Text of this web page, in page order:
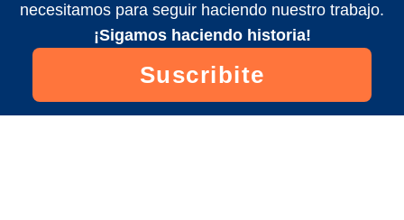
necesitamos para seguir haciendo nuestro trabajo.
¡Sigamos haciendo historia!
Suscribite